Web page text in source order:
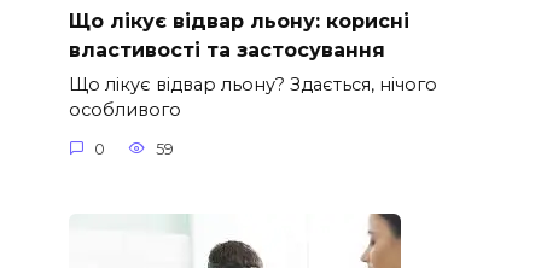
Що лікує відвар льону: корисні
властивості та застосування
Що лікує відвар льону? Здається, нічого
особливого
0 59